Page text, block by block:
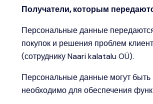
Получатели, которым
Персональные данные
покупок и решения проблем
(сотруднику Naari kalatalu OÜ).
Персональные данные могут
необходимо для обеспечения